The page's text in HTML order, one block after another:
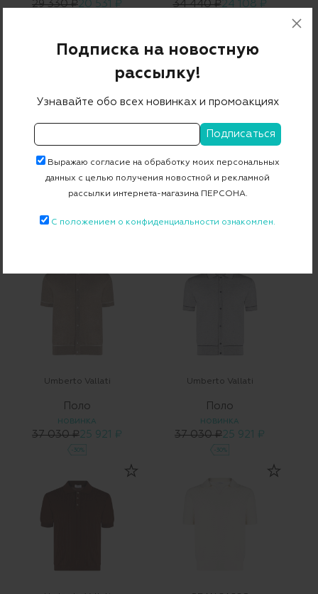
29 330 ₽20 531 ₽ 34 440 ₽24 108 ₽
GRAN SASSO
Кардиган
34 440 ₽24 108 ₽
Поло
42 140 ₽ 29 498 ₽
Umberto Vallati
Поло
НОВИНКА
37 030 ₽25 921 ₽
-30%
Umberto Vallati
Поло
НОВИНКА
37 030 ₽25 921 ₽
-30%
Подписка на новостную
рассылку!
Узнавайте обо всех новинках и промоакциях
Выражаю согласие на обработку моих персональных
данных с целью получения новостной и рекламной
рассылки интернета-магазина ПЕРСОНА.
С положением о конфиденциальности ознакомлен.